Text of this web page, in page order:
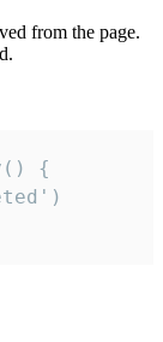
from the page.
{